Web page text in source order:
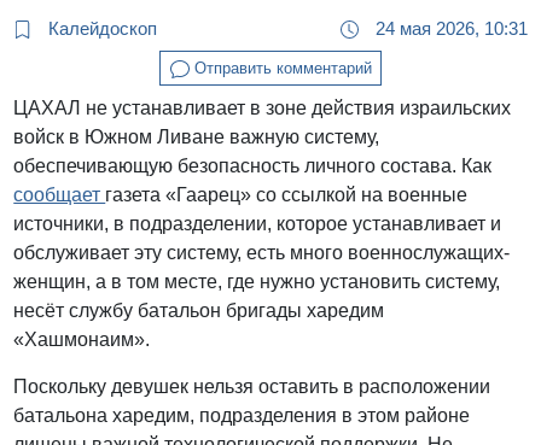
Калейдоскоп 24 мая 2026, 10:31
Отправить комментарий
ЦАХАЛ не устанавливает в зоне действия израильских
войск в Южном Ливане важную систему,
обеспечивающую безопасность личного состава. Как
сообщает газета «Гаарец» со ссылкой на военные
источники, в подразделении, которое устанавливает и
обслуживает эту систему, есть много военнослужащих-
женщин, а в том месте, где нужно установить систему,
несёт службу батальон бригады харедим
«Хашмонаим».
Поскольку девушек нельзя оставить в расположении
батальона харедим, подразделения в этом районе